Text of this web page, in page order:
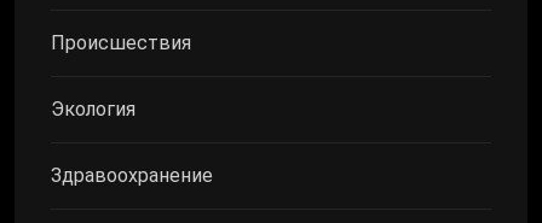
Происшествия
Экология
Здравоохранение